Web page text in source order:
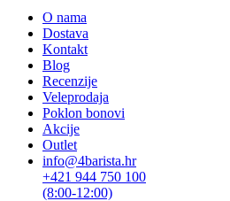
O nama
Dostava
Kontakt
Blog
Recenzije
Veleprodaja
Poklon bonovi
Akcije
Outlet
info@4barista.hr
+421 944 750 100
(8:00-12:00)